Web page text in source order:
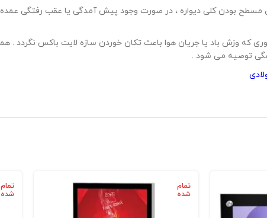
بودن کلی دیواره ، در صورت وجود پیش آمدگی یا عقب رفتگی عمده
که وزش باد یا جریان هوا باعث تکان خوردن سازه لایت باکس نگردد .
توصیه می شود .
تمام
شده
تمام
شده